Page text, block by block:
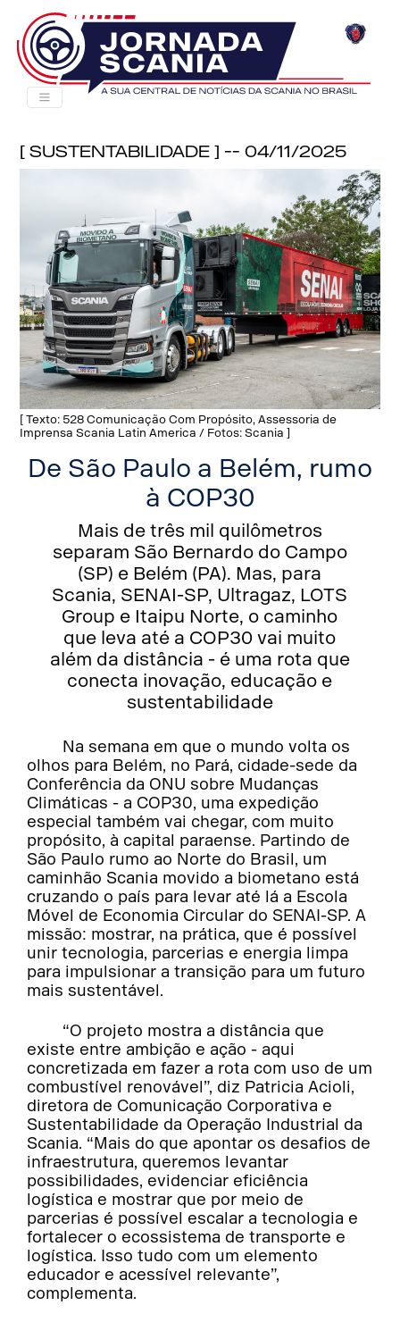
[ Sustentabilidade ] -- 04/11/2025
[ Texto: 528 Comunicação Com Propósito, Assessoria de
Imprensa Scania Latin America / Fotos: Scania ]
De São Paulo a Belém, rumo
à COP30
Mais de três mil quilômetros
separam São Bernardo do Campo
(SP) e Belém (PA). Mas, para
Scania, SENAI-SP, Ultragaz, LOTS
Group e Itaipu Norte, o caminho
que leva até a COP30 vai muito
além da distância - é uma rota que
conecta inovação, educação e
sustentabilidade
Na semana em que o mundo volta os
olhos para Belém, no Pará, cidade-sede da
Conferência da ONU sobre Mudanças
Climáticas - a COP30, uma expedição
especial também vai chegar, com muito
propósito, à capital paraense. Partindo de
São Paulo rumo ao Norte do Brasil, um
caminhão Scania movido a biometano está
cruzando o país para levar até lá a Escola
Móvel de Economia Circular do SENAI-SP. A
missão: mostrar, na prática, que é possível
unir tecnologia, parcerias e energia limpa
para impulsionar a transição para um futuro
mais sustentável.
“O projeto mostra a distância que
existe entre ambição e ação - aqui
concretizada em fazer a rota com uso de um
combustível renovável”, diz Patricia Acioli,
diretora de Comunicação Corporativa e
Sustentabilidade da Operação Industrial da
Scania. “Mais do que apontar os desafios de
infraestrutura, queremos levantar
possibilidades, evidenciar eficiência
logística e mostrar que por meio de
parcerias é possível escalar a tecnologia e
fortalecer o ecossistema de transporte e
logística. Isso tudo com um elemento
educador e acessível relevante”,
complementa.